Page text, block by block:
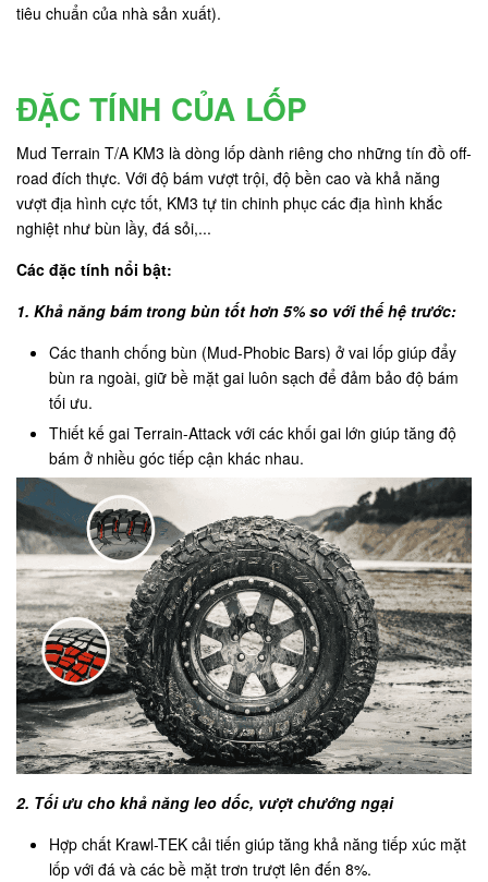
tiêu chuẩn của nhà sản xuất).
ĐẶC TÍNH CỦA LỐP
Mud Terrain T/A KM3 là dòng lốp dành riêng cho những tín đồ off-
road đích thực. Với độ bám vượt trội, độ bền cao và khả năng
vượt địa hình cực tốt, KM3 tự tin chinh phục các địa hình khắc
nghiệt như bùn lầy, đá sỏi,...
Các đặc tính nổi bật:
1. Khả năng bám trong bùn tốt hơn 5% so với thế hệ trước:
Các thanh chống bùn (Mud-Phobic Bars) ở vai lốp giúp đẩy
bùn ra ngoài, giữ bề mặt gai luôn sạch để đảm bảo độ bám
tối ưu.
Thiết kế gai Terrain-Attack với các khối gai lớn giúp tăng độ
bám ở nhiều góc tiếp cận khác nhau.
2. Tối ưu cho khả năng leo dốc, vượt chướng ngại
Hợp chất Krawl-TEK cải tiến giúp tăng khả năng tiếp xúc mặt
lốp với đá và các bề mặt trơn trượt lên đến 8%.